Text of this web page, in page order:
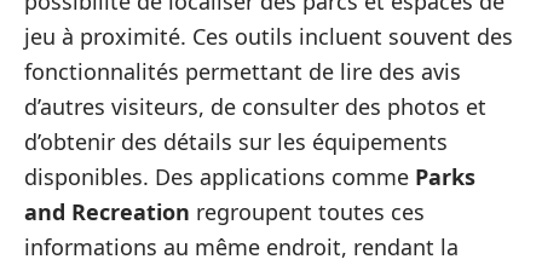
jeu à proximité. Ces outils incluent souvent des
fonctionnalités permettant de lire des avis
d’autres visiteurs, de consulter des photos et
d’obtenir des détails sur les équipements
disponibles. Des applications comme Parks
and Recreation regroupent toutes ces
informations au même endroit, rendant la